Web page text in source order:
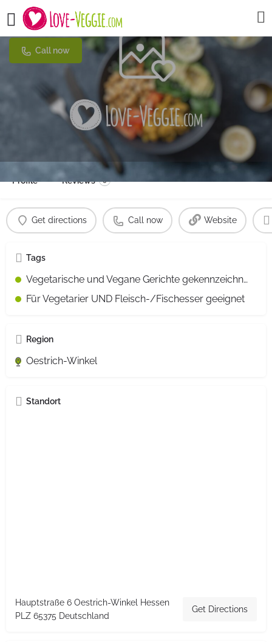
Weinstube Wingertsknorze
Call now
Profile Reviews 0
Get directions Call now Website
Tags
Vegetarische und Vegane Gerichte gekennzeichnet
Für Vegetarier UND Fleisch-/Fischesser geeignet
Region
Oestrich-Winkel
Standort
Hauptstraße 6 Oestrich-Winkel Hessen
PLZ 65375 Deutschland
Get Directions